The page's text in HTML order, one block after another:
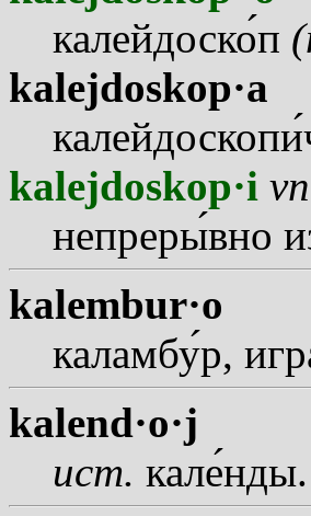
калейдоскоп
kalejdoskop·a
калейдоскопи
kalejdoskop·i vn
непрерывно
kalembur·o
каламбур, игр
kalend·o·j
ист. календы.